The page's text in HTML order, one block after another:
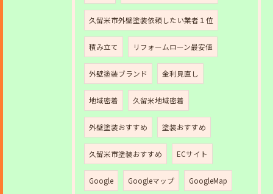
久留米市外壁塗装依頼したい業者１位
積み立て リフォームローン最安値
外壁塗装ブランド 金利見直し
地域密着 久留米地域密着
外壁塗装おすすめ 塗装おすすめ
久留米市塗装おすすめ ECサイト
Google Googleマップ GoogleMap